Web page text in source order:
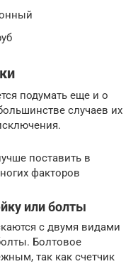
подумать еще и о
случаев их
поставить в
факторов
или болты
с двумя видами
Болтовое
так как счетчик